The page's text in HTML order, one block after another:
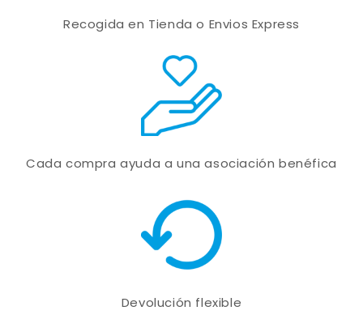
Recogida en Tienda o Envios Express
Cada compra ayuda a una asociación benéfica
Devolución flexible